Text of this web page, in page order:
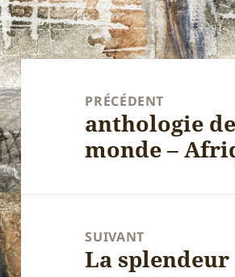
Navigation
de
l’article
PRÉCÉDENT
Article
précédent :
anthologie
monde –
SUIVANT
Article
La splendeur